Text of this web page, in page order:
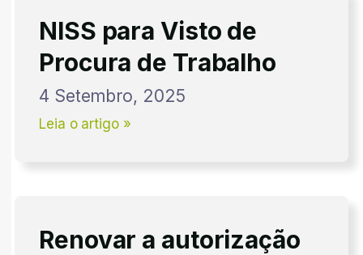
NISS para Visto de
Procura de Trabalho
4 Setembro, 2025
Leia o artigo »
Renovar a autorização